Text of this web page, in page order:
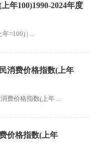
年100)1990-2024年度
=100) | ...
消费价格指数(上年
费价格指数(上年 ...
价格指数(上年